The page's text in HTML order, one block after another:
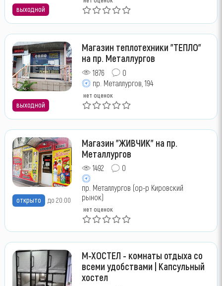
выходной
выходной
Магазин теплотехники "ТЕПЛО"
на пр. Металлургов
1876
0
пр. Металлургов, 194
нет оценок
открыто до 20:00
Магазин "ЖИВЧИК" на пр.
Металлургов
1492 0
пр. Металлургов (ор-р Кировский
рынок)
нет оценок
М-ХОСТЕЛ - комнаты отдыха со
всеми удобствами | Капсульный
хостел